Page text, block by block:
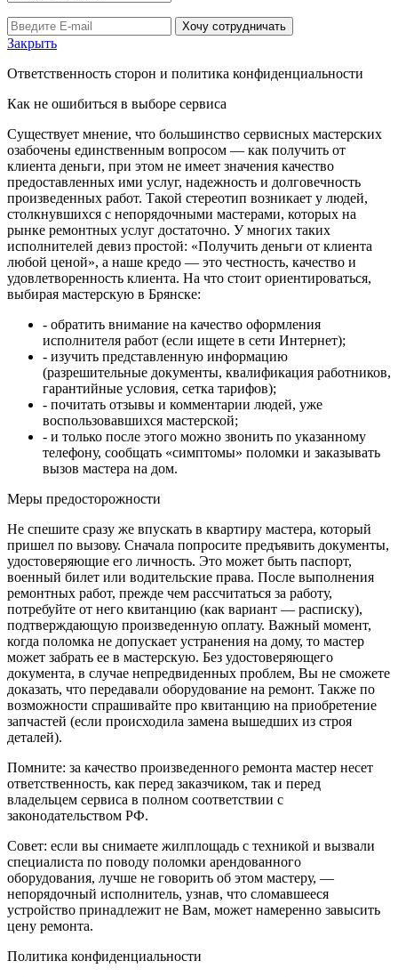
Хочу сотрудничать
Закрыть
Ответственность сторон и политика конфиденциальности
Как не ошибиться в выборе сервиса
Существует мнение, что большинство сервисных мастерских
озабочены единственным вопросом — как получить от
клиента деньги, при этом не имеет значения качество
предоставленных ими услуг, надежность и долговечность
произведенных работ. Такой стереотип возникает у людей,
столкнувшихся с непорядочными мастерами, которых на
рынке ремонтных услуг достаточно. У многих таких
исполнителей девиз простой: «Получить деньги от клиента
любой ценой», а наше кредо — это честность, качество и
удовлетворенность клиента. На что стоит ориентироваться,
выбирая мастерскую в Брянске:
- обратить внимание на качество оформления
исполнителя работ (если ищете в сети Интернет);
- изучить представленную информацию
(разрешительные документы, квалификация работников,
гарантийные условия, сетка тарифов);
- почитать отзывы и комментарии людей, уже
воспользовавшихся мастерской;
- и только после этого можно звонить по указанному
телефону, сообщать «симптомы» поломки и заказывать
вызов мастера на дом.
Меры предосторожности
Не спешите сразу же впускать в квартиру мастера, который
пришел по вызову. Сначала попросите предъявить документы,
удостоверяющие его личность. Это может быть паспорт,
военный билет или водительские права. После выполнения
ремонтных работ, прежде чем рассчитаться за работу,
потребуйте от него квитанцию (как вариант — расписку),
подтверждающую произведенную оплату. Важный момент,
когда поломка не допускает устранения на дому, то мастер
может забрать ее в мастерскую. Без удостоверяющего
документа, в случае непредвиденных проблем, Вы не сможете
доказать, что передавали оборудование на ремонт. Также по
возможности спрашивайте про квитанцию на приобретение
запчастей (если происходила замена вышедших из строя
деталей).
Помните: за качество произведенного ремонта мастер несет
ответственность, как перед заказчиком, так и перед
владельцем сервиса в полном соответствии с
законодательством РФ.
Совет: если вы снимаете жилплощадь с техникой и вызвали
специалиста по поводу поломки арендованного
оборудования, лучше не говорить об этом мастеру, —
непорядочный исполнитель, узнав, что сломавшееся
устройство принадлежит не Вам, может намеренно завысить
цену ремонта.
Политика конфиденциальности